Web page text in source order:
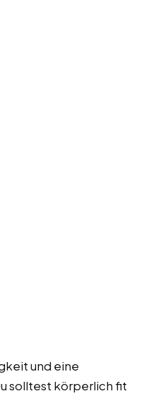
und eine
solltest körperlich fit